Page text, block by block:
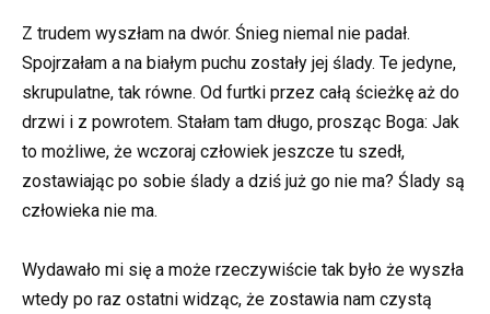
Z trudem wyszłam na dwór. Śnieg niemal nie padał.
Spojrzałam a na białym puchu zostały jej ślady. Te jedyne,
skrupulatne, tak równe. Od furtki przez całą ścieżkę aż do
drzwi i z powrotem. Stałam tam długo, prosząc Boga: Jak
to możliwe, że wczoraj człowiek jeszcze tu szedł,
zostawiając po sobie ślady a dziś już go nie ma? Ślady są
człowieka nie ma.
Wydawało mi się a może rzeczywiście tak było że wyszła
wtedy po raz ostatni widząc, że zostawia nam czystą